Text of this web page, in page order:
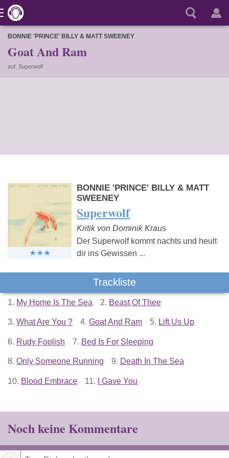
BONNIE 'PRINCE' BILLY & MATT SWEENEY
Goat And Ram
auf: Superwolf
BONNIE 'PRINCE' BILLY & MATT
SWEENEY
Superwolf
Kritik von Dominik Kraus
Der Superwolf kommt nachts und heult
dir ins Gewissen ...
Trackliste
1. My Home Is The Sea 2. Beast Of Thee
3. What Are You ? 4. Goat And Ram 5. Lift Us Up
6. Rudy Foolish 7. Bed Is For Sleeping
8. Only Someone Running 9. Death In The Sea
10. Blood Embrace 11. I Gave You
Noch keine Kommentare